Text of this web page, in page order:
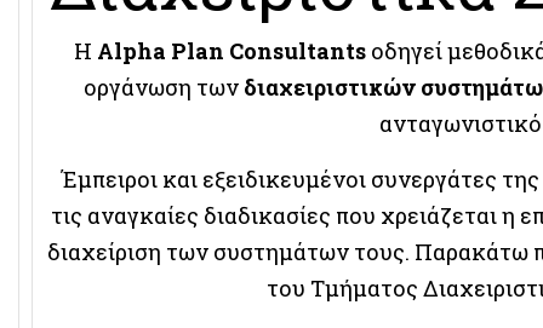
Η Alpha Plan Consultantsοδηγεί
οργάνωση των διαχειριστικών
Έμπειροι και εξειδικευμένοι συνεργάτες
τις αναγκαίες διαδικασίες που χρειάζεται η
διαχείριση των συστημάτων τους. Παρακάτω
του Τμήματος